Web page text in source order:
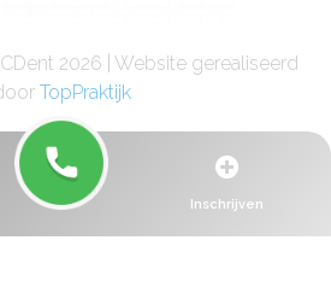
2026 | Website gerealiseerd
TopPraktijk
Inschrijven